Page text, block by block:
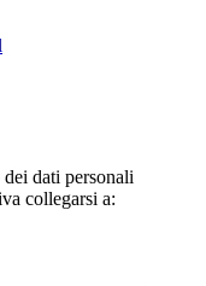
dati personali
collegarsi a: